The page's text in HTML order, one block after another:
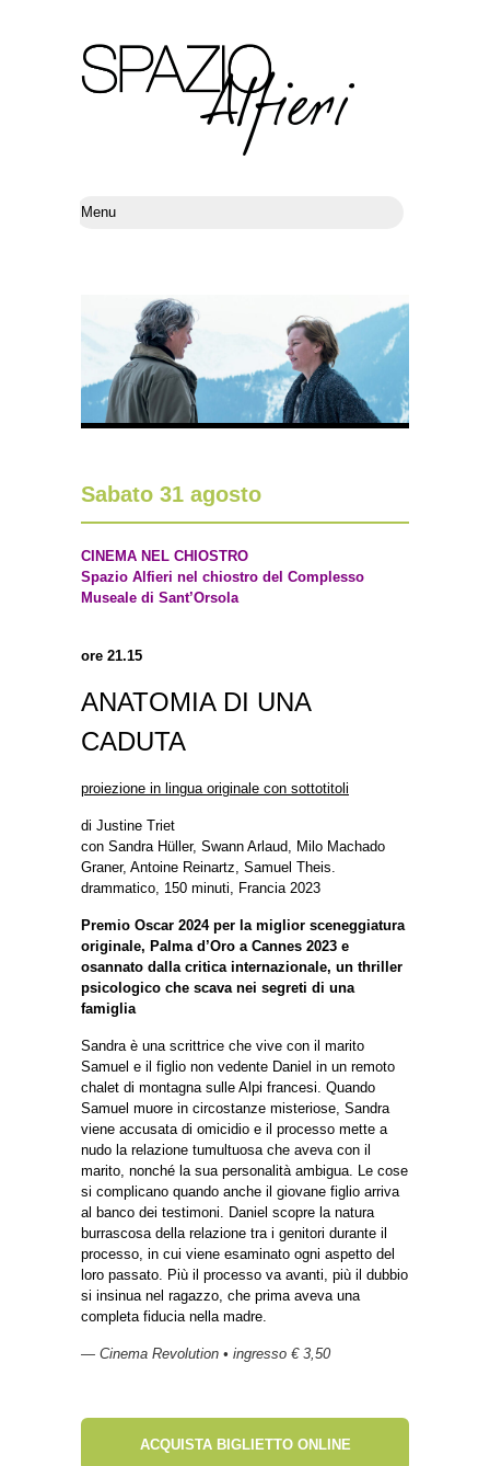
Sabato 31 agosto
CINEMA NEL CHIOSTRO
Spazio Alfieri nel chiostro del Complesso
Museale di Sant’Orsola
ore 21.15
ANATOMIA DI UNA
CADUTA
proiezione in lingua originale con sottotitoli
di Justine Triet
con Sandra Hüller, Swann Arlaud, Milo Machado
Graner, Antoine Reinartz, Samuel Theis.
drammatico, 150 minuti, Francia 2023
Premio Oscar 2024 per la miglior sceneggiatura
originale, Palma d’Oro a Cannes 2023 e
osannato dalla critica internazionale, un thriller
psicologico che scava nei segreti di una
famiglia
Sandra è una scrittrice che vive con il marito
Samuel e il figlio non vedente Daniel in un remoto
chalet di montagna sulle Alpi francesi. Quando
Samuel muore in circostanze misteriose, Sandra
viene accusata di omicidio e il processo mette a
nudo la relazione tumultuosa che aveva con il
marito, nonché la sua personalità ambigua. Le cose
si complicano quando anche il giovane figlio arriva
al banco dei testimoni. Daniel scopre la natura
burrascosa della relazione tra i genitori durante il
processo, in cui viene esaminato ogni aspetto del
loro passato. Più il processo va avanti, più il dubbio
si insinua nel ragazzo, che prima aveva una
completa fiducia nella madre.
— Cinema Revolution • ingresso € 3,50
ACQUISTA BIGLIETTO ONLINE